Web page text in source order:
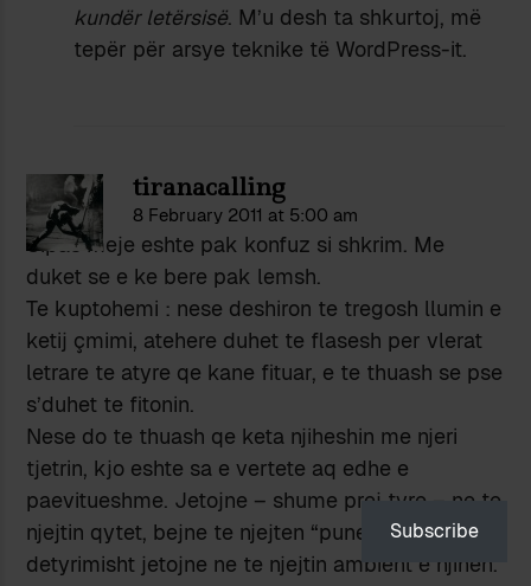
kundër letërsisë. M’u desh ta shkurtoj, më
tepër për arsye teknike të WordPress-it.
tiranacalling
8 February 2011 at 5:00 am
Sipas meje eshte pak konfuz si shkrim. Me
duket se e ke bere pak lemsh.
Te kuptohemi : nese deshiron te tregosh llumin e
ketij çmimi, atehere duhet te flasesh per vlerat
letrare te atyre qe kane fituar, e te thuash se pse
s’duhet te fitonin.
Nese do te thuash qe keta njiheshin me njeri
tjetrin, kjo eshte sa e vertete aq edhe e
paevitueshme. Jetojne – shume prej tyre – ne te
njejtin qytet, bejne te njejten “pune” keshtu qe
detyrimisht jetojne ne te njejtin ambient e njihen.
Subscribe